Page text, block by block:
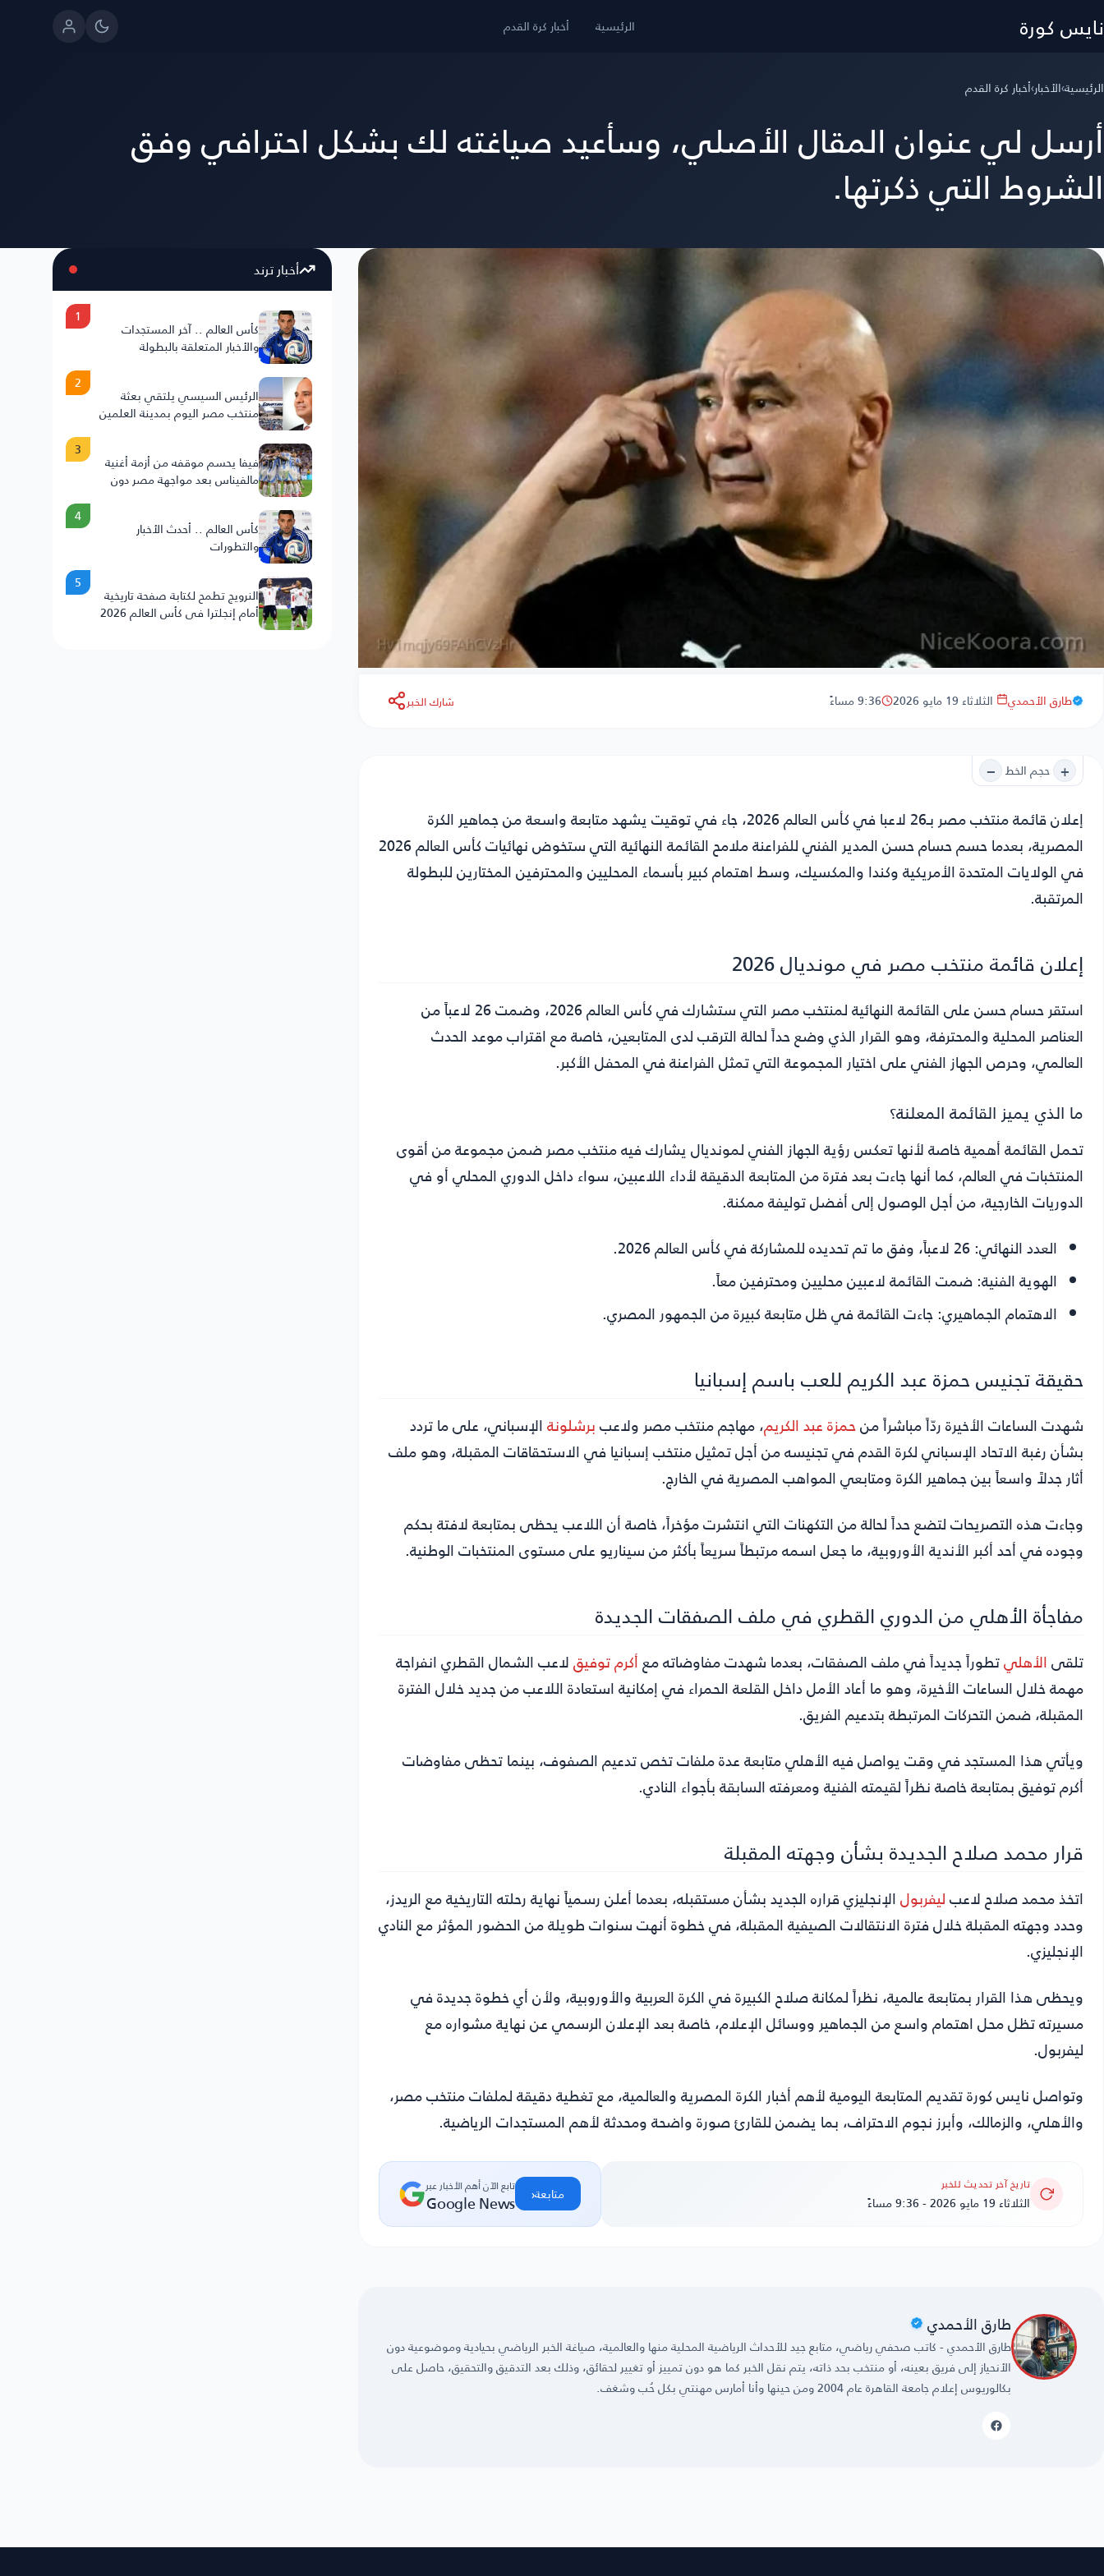
نايس كورة الرئيسية أخبار كرة القدم
الرئيسية›الأخبار›أخبار كرة القدم
أرسل لي عنوان المقال الأصلي، وسأعيد صياغته لك بشكل احترافي وفق
الشروط التي ذكرتها.
طارق الأحمدي الثلاثاء 19 مايو 2026 9:36 مساءً شارك الخبر
+ حجم الخط −
إعلان قائمة منتخب مصر بـ26 لاعبا في كأس العالم 2026
، جاء في توقيت يشهد متابعة واسعة من جماهير الكرة
المصرية، بعدما حسم حسام حسن المدير الفني للفراعنة ملامح القائمة النهائية التي ستخوض نهائيات كأس العالم 2026
في الولايات المتحدة الأمريكية وكندا والمكسيك، وسط اهتمام كبير بأسماء المحليين والمحترفين المختارين للبطولة
المرتقبة.
إعلان قائمة منتخب مصر في مونديال 2026
استقر حسام حسن على القائمة النهائية لمنتخب مصر التي ستشارك في كأس العالم 2026، وضمت 26 لاعباً من
العناصر المحلية والمحترفة، وهو القرار الذي وضع حداً لحالة الترقب لدى المتابعين، خاصة مع اقتراب موعد الحدث
العالمي، وحرص الجهاز الفني على اختيار المجموعة التي تمثل الفراعنة في المحفل الأكبر.
ما الذي يميز القائمة المعلنة؟
تحمل القائمة أهمية خاصة لأنها تعكس رؤية الجهاز الفني لمونديال يشارك فيه منتخب مصر ضمن مجموعة من أقوى
المنتخبات في العالم، كما أنها جاءت بعد فترة من المتابعة الدقيقة لأداء اللاعبين، سواء داخل الدوري المحلي أو في
الدوريات الخارجية، من أجل الوصول إلى أفضل توليفة ممكنة.
العدد النهائي:
الهوية الفنية: ضمت القائمة لاعبين محليين ومحترفين معاً.
الاهتمام الجماهيري: جاءت القائمة في ظل متابعة كبيرة من الجمهور المصري.
حقيقة تجنيس حمزة عبد الكريم للعب باسم إسبانيا
شهدت الساعات الأخيرة ردّاً مباشراً منحمزة عبد الكريم، مهاجم منتخب مصر ولاعببرشلونةالإسباني، على ما تردد
بشأن رغبة الاتحاد الإسباني لكرة القدم في تجنيسه من أجل تمثيل منتخب إسبانيا في الاستحقاقات المقبلة، وهو ملف
أثار جدلاً واسعاً بين جماهير الكرة ومتابعي المواهب المصرية في الخارج.
وجاءت هذه التصريحات لتضع حداً لحالة من التكهنات التي انتشرت مؤخراً، خاصة أن اللاعب يحظى بمتابعة لافتة بحكم
وجوده في أحد أكبر الأندية الأوروبية، ما جعل اسمه مرتبطاً سريعاً بأكثر من سيناريو على مستوى المنتخبات الوطنية.
مفاجأة الأهلي من الدوري القطري في ملف الصفقات الجديدة
تلقىالأهليتطوراً جديداً في ملف الصفقات، بعدما شهدت مفاوضاته معأكرم توفيقلاعب الشمال القطري انفراجة
مهمة خلال الساعات الأخيرة، وهو ما أعاد الأمل داخل القلعة الحمراء في إمكانية استعادة اللاعب من جديد خلال الفترة
المقبلة، ضمن التحركات المرتبطة بتدعيم الفريق.
ويأتي هذا المستجد في وقت يواصل فيه الأهلي متابعة عدة ملفات تخص تدعيم الصفوف، بينما تحظى مفاوضات
أكرم توفيق بمتابعة خاصة نظراً لقيمته الفنية ومعرفته السابقة بأجواء النادي.
قرار محمد صلاح الجديدة بشأن وجهته المقبلة
اتخذ محمد صلاح لاعبليفربولالإنجليزي قراره الجديد بشأن مستقبله، بعدما أعلن رسمياً نهاية رحلته التاريخية مع الريدز،
وحدد وجهته المقبلة خلال فترة الانتقالات الصيفية المقبلة، في خطوة أنهت سنوات طويلة من الحضور المؤثر مع النادي
الإنجليزي.
ويحظى هذا القرار بمتابعة عالمية، نظراً لمكانة صلاح الكبيرة في الكرة العربية والأوروبية، ولأن أي خطوة جديدة في
مسيرته تظل محل اهتمام واسع من الجماهير ووسائل الإعلام، خاصة بعد الإعلان الرسمي عن نهاية مشواره مع
ليفربول.
وتواصلنايس كورةتقديم المتابعة اليومية لأهم أخبار الكرة المصرية والعالمية، مع تغطية دقيقة لملفات منتخب مصر،
والأهلي، والزمالك، وأبرز نجوم الاحتراف، بما يضمن للقارئ صورة واضحة ومحدثة لأهم المستجدات الرياضية.
تاريخ آخر تحديث للخبر
الثلاثاء 19 مايو 2026 - 9:36 مساءً
تابع الآن أهم الأخبار عبر
Google News متابعة‹
طارق الأحمدي
طارق الأحمدي - كاتب صحفي رياضي، متابع جيد للأحداث الرياضية المحلية منها والعالمية، صياغة الخبر الرياضي بحيادية وموضوعية دون
الأنحياز إلى فريق بعينه، أو منتخب بحد ذاته، يتم نقل الخبر كما هو دون تمييز أو تغيير لحقائق، وذلك بعد التدقيق والتحقيق، حاصل على
بكالوريوس إعلام جامعة القاهرة عام 2004 ومن حينها وأنا أمارس مهنتي بكل حُب وشغف.
أخبار ترند
كأس العالم .. آخر المستجدات
والأخبار المتعلقة بالبطولة
1
الرئيس السيسي يلتقي بعثة
منتخب مصر اليوم بمدينة العلمين
2
فيفا يحسم موقفه من أزمة أغنية
مالفيناس بعد مواجهة مصر دون
3
كأس العالم .. أحدث الأخبار
والتطورات
4
النرويج تطمح لكتابة صفحة تاريخية
أمام إنجلترا في كأس العالم 2026
5